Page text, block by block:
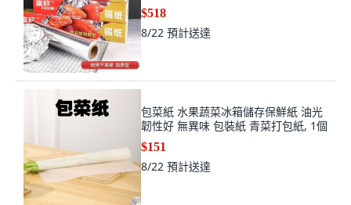
$518
8/22 預計送達
包菜紙 水果蔬菜冰箱儲存保鮮紙 油光
韌性好 無異味 包裝紙 青菜打包紙, 1個
$151
8/22 預計送達